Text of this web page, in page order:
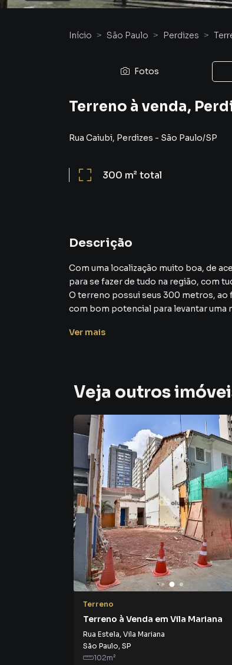
Início São Paulo Perdizes
Fotos
Terreno à venda,
Rua Caiubi, Perdizes - São Paulo/SP
300 m²total
Descrição
Com uma localização muito boa, de
para se fazer de tudo na região, com
O terreno possui seus 300 metros, ao
com bom potencial para levantar uma
tem sua feira bem em frente.
Ver mais
Veja outros
Terreno
Terreno à Venda em Vila Mariana
Rua Estela, Vila Mariana
São Paulo, SP
102m²